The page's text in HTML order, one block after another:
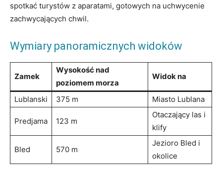
spotkać turystów z aparatami, gotowych ⁢na uchwycenie
zachwycających chwil.
Wymiary panoramicznych widoków
Zamek
Wysokość⁤ nad
poziomem morza
Widok na
Lublanski 375 m Miasto Lublana
Predjama 123 m
Otaczający las​ i
klify
Bled 570‌ m
Jezioro Bled i
okolice